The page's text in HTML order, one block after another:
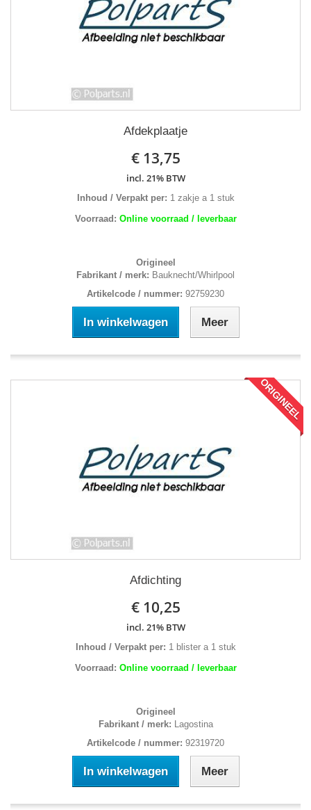
Afdekplaatje
€ 13,75
incl. 21% BTW
Inhoud / Verpakt per: 1 zakje a 1 stuk
Voorraad: Online voorraad / leverbaar
Origineel
Fabrikant / merk: Bauknecht/Whirlpool
Artikelcode / nummer: 92759230
In winkelwagen Meer
ORIGINEEL
Afdichting
€ 10,25
incl. 21% BTW
Inhoud / Verpakt per: 1 blister a 1 stuk
Voorraad: Online voorraad / leverbaar
Origineel
Fabrikant / merk: Lagostina
Artikelcode / nummer: 92319720
In winkelwagen Meer